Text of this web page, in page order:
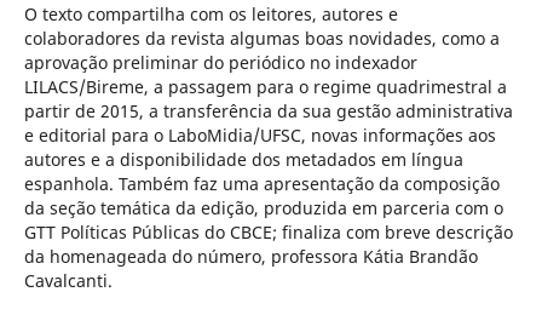
O texto compartilha com os leitores, autores e
colaboradores da revista algumas boas novidades, como a
aprovação preliminar do periódico no indexador
LILACS/Bireme, a passagem para o regime quadrimestral a
partir de 2015, a transferência da sua gestão administrativa
e editorial para o LaboMidia/UFSC, novas informações aos
autores e a disponibilidade dos metadados em língua
espanhola. Também faz uma apresentação da composição
da seção temática da edição, produzida em parceria com o
GTT Políticas Públicas do CBCE; finaliza com breve descrição
da homenageada do número, professora Kátia Brandão
Cavalcanti.